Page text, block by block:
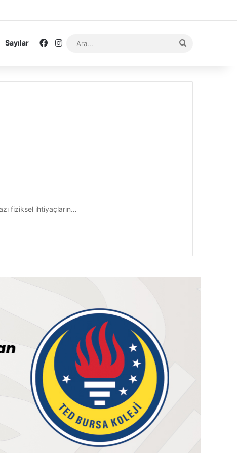
Sayılar Facebook
Instagram
fiziksel ihtiyaçların…